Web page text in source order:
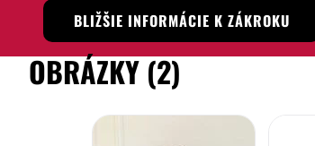
Nie
BLIŽŠIE INFORMÁCIE K ZÁKROKU
OBRÁZKY (2)